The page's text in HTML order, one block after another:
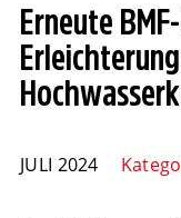
Erneute
JULI 2024